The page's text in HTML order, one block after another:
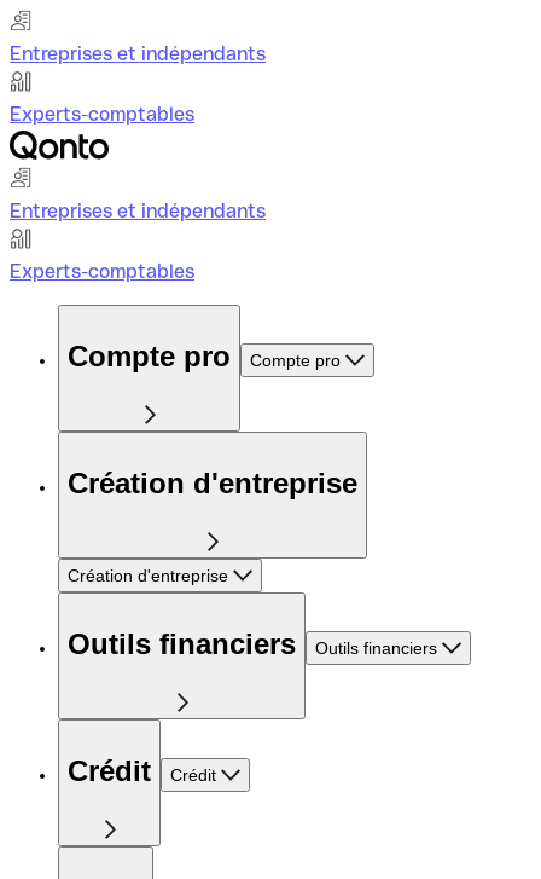
Entreprises et indépendants
Experts-comptables
Entreprises et indépendants
Experts-comptables
Compte pro Compte pro
Création d'entreprise
Création d'entreprise
Outils financiers Outils financiers
Crédit Crédit